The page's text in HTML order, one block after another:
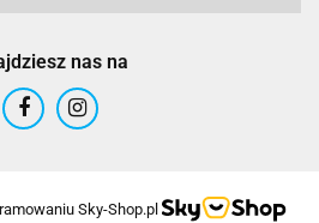
nas na
Sky-Shop.pl